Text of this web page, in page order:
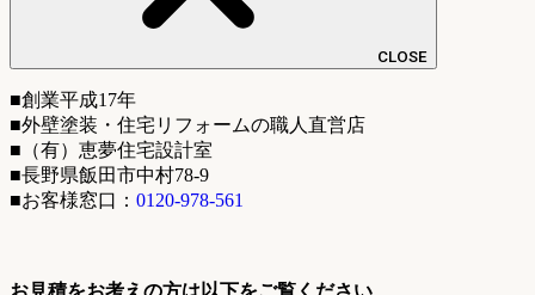
CLOSE
■創業平成17年
■外壁塗装・住宅リフォームの職人直営店
■（有）恵夢住宅設計室
■長野県飯田市中村78-9
■お客様窓口： 0120-978-561